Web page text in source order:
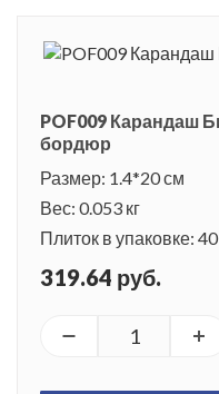
POF009 Карандаш
бордюр
Размер: 1.4*20 см
Вес: 0.053 кг
Плиток в упаковке:
319.64 руб.